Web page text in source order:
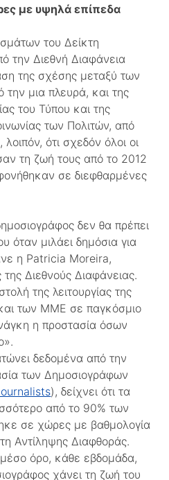
με υψηλά επίπεδα
του Δείκτη
την Διεθνή Διαφάνεια
της σχέσης μεταξύ των
την μια πλευρά, και της
του Τύπου και της
των Πολιτών, από
ότι σχεδόν όλοι οι
τη ζωή τους από το 2012
σε διεφθαρμένες
δεν θα πρέπει
όταν μιλάει δημόσια για
η Patricia Moreira,
Διεθνούς Διαφάνειας.
της λειτουργίας της
των ΜΜΕ σε παγκόσμιο
η προστασία όσων
δεδομένα από την
των Δημοσιογράφων
), δείχνει ότι τα
από το 90% των
σε χώρες με βαθμολογία
Αντίληψης Διαφθοράς.
μέσο όρο, κάθε εβδομάδα,
χάνει τη ζωή του